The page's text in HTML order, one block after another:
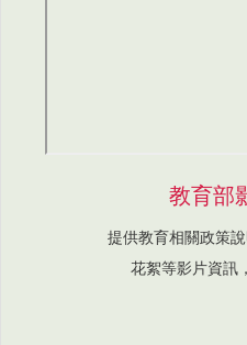
教育部
提供教育相關政策
花絮等影片資訊